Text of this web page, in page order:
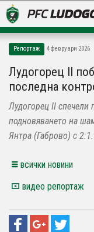
LUDOGORETS TV
НА ТЕРЕНА
СТАДИОН & БАЗИ
Репортаж 4 февруари 2026
Лудогорец II
последна
Лудогорец II спечели
подновяването на
Янтра (Габрово) с
всички новини
видео репортаж